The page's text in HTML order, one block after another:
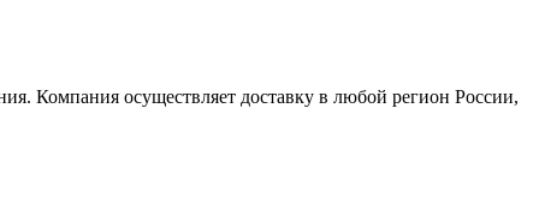
Компания осуществляет доставку в любой регион России,